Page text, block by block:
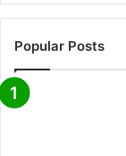
Popular Posts